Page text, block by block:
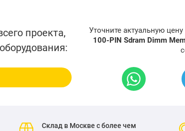
проекта,
Уточните актуальную
100-PIN Sdram Dimm
Склад в Москве с более чем